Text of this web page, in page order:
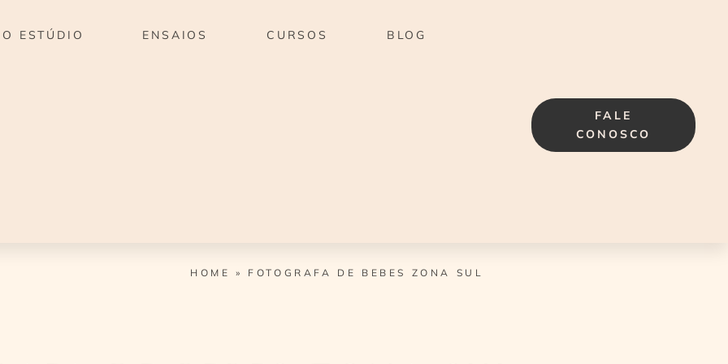
O ESTÚDIO ENSAIOS CURSOS BLOG
FALE
CONOSCO
HOME » FOTOGRAFA DE BEBES ZONA SUL